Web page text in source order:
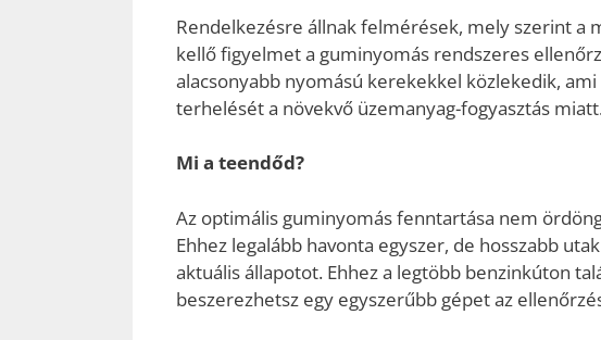
Rendelkezésre állnak felmérések, mely szerint a
kellő figyelmet a guminyomás rendszeres
alacsonyabb nyomású kerekekkel közlekedik,
terhelését a növekvő üzemanyag-fogyasztás
Mi a teendőd?
Az optimális guminyomás fenntartása nem
Ehhez legalább havonta egyszer, de hosszabb
aktuális állapotot. Ehhez a legtöbb benzinkúton
beszerezhetsz egy egyszerűbb gépet az